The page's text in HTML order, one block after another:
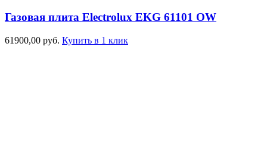
Газовая плита Electrolux EKG 61101 OW
61900,00 руб. Купить в 1 клик